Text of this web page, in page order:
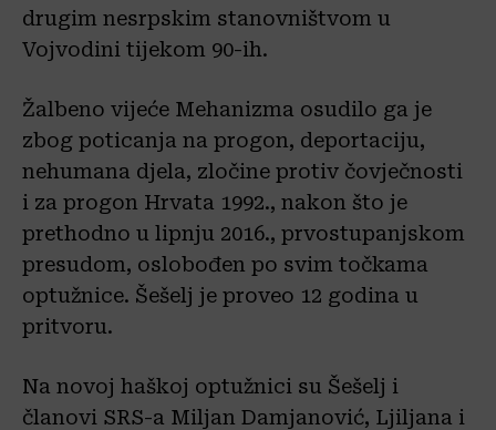
drugim nesrpskim stanovništvom u
Vojvodini tijekom 90-ih.
Žalbeno vijeće Mehanizma osudilo ga je
zbog poticanja na progon, deportaciju,
nehumana djela, zločine protiv čovječnosti
i za progon Hrvata 1992., nakon što je
prethodno u lipnju 2016., prvostupanjskom
presudom, oslobođen po svim točkama
optužnice. Šešelj je proveo 12 godina u
pritvoru.
Na novoj haškoj optužnici su Šešelj i
članovi SRS-a Miljan Damjanović, Ljiljana i